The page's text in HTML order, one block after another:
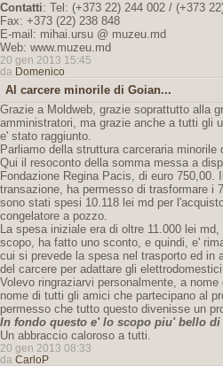
Contatti: Tel: (+373 22) 244 002 / (+373
Fax: +373 (22) 238 848
E-mail: mihai.ursu @ muzeu.md
Web: www.muzeu.md
20 gen 2013 15:45
da Domenico
Al carcere minorile di Goian...
Grazie a Moldweb, grazie soprattutto alla
amministratori, ma grazie anche a tutti gli
e' stato raggiunto.
Parliamo della struttura carceraria minorile
Qui il resoconto della somma messa a
Fondazione Regina Pacis, di euro 750,00.
transazione, ha permesso di trasformare i
sono stati spesi 10.118 lei md per
congelatore a pozzo.
La spesa iniziale era di oltre 11.000 lei
scopo, ha fatto uno sconto, e quindi, e'
cui si prevede la spesa nel trasporto ed in
del carcere per adattare gli
Volevo ringraziarvi personalmente, a
nome di tutti gli amici che partecipano al
permesso che tutto questo divenisse un
In fondo questo e' lo scopo piu' bello di
Un abbraccio caloroso a tutti.
20 gen 2013 08:33
da CarloP